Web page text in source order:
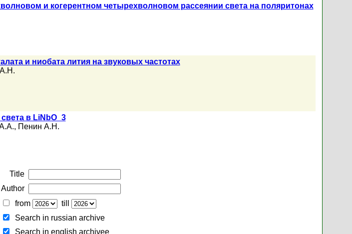
и когерентном четырехволновом рассеянии света на поляритонах
и ниобата лития на звуковых частотах
в LiNbO_3
, Пенин А.Н.
Title
Author
from
till
Search in russian archive
Search in english archiveе